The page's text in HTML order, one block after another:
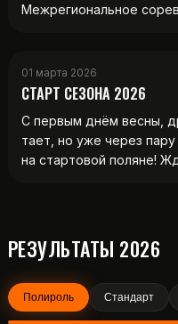
Межрегиональное
01 марта 2026
СТАРТ СЕЗОНА 2026
С первым днём весны,
тает, но уже через
на стартовой поляне!
РЕЗУЛЬТАТЫ 2026
Полироль Стандарт